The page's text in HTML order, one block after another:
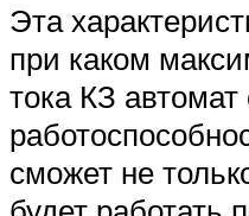
Эта
при каком
тока КЗ
сможет не